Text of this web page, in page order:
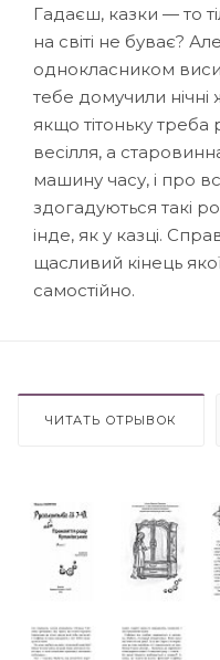
Гадаєш, казки — то
на світі не буває?
однокласником
тебе домучили нічні
якщо тітоньку треба
весілля, а
машину часу, і про
здогадуються такі
інде, як у казці.
щасливий кінець
самостійно.
ЧИТАТЬ ОТРЫВОК